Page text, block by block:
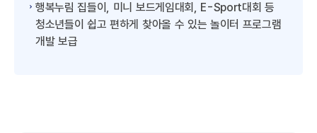
행복누림 집들이, 미니 보드게임대회, E-Sport대회 등
청소년들이 쉽고 편하게 찾아올 수 있는 놀이터 프로그램
개발 보급